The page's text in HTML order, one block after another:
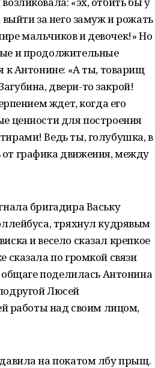
за него замуж и рожать
мальчиков и девочек!» Но
и продолжительные
к Антонине: «А ты, товарищ
двери-то закрой!
ждет, когда его
ценности для построения
Ведь ты, голубушка, в
от графика движения, между
бригадира Ваську
тряхнул кудрявым
и весело сказал крепкое
сказала по громкой связи
общаге поделилась Антонина
Люсей
работы над своим лицом,
на покатом лбу прыщ.